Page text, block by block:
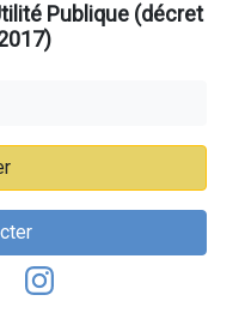
Publique (décret